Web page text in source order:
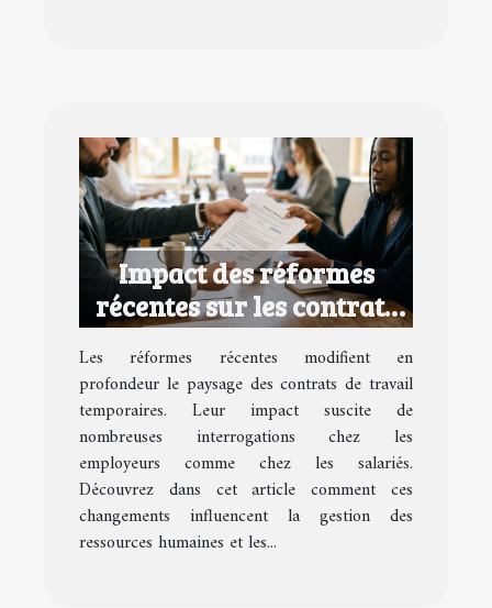
Impact des réformes
récentes sur les contrats
de travail temporaires
Les réformes récentes modifient en
profondeur le paysage des contrats de travail
temporaires. Leur impact suscite de
nombreuses interrogations chez les
employeurs comme chez les salariés.
Découvrez dans cet article comment ces
changements influencent la gestion des
ressources humaines et les...